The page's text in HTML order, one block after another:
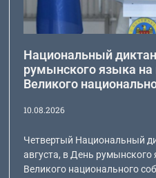
Национальный
румынского языка
Великого
10.08.2026
Четвертый Национальный
августа, в День
Великого национального